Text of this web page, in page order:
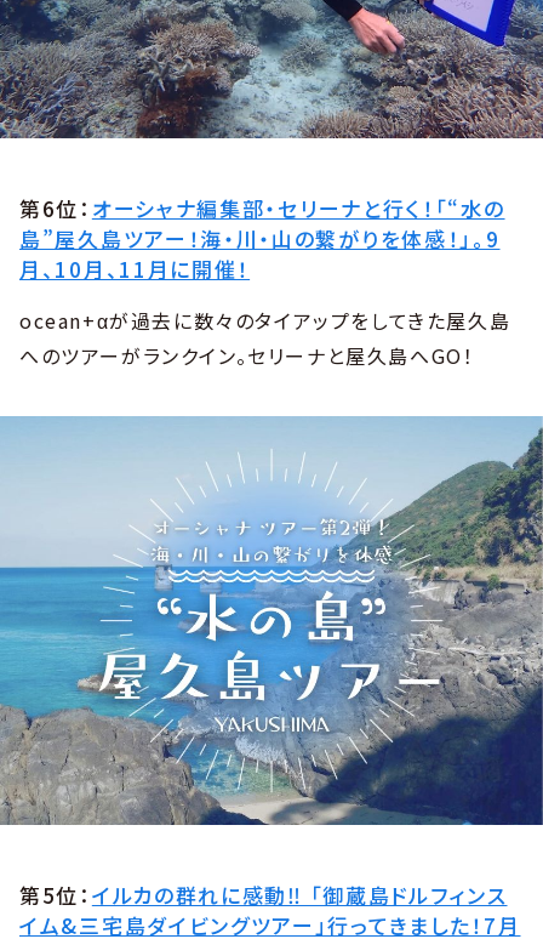
第6位： オーシャナ編集部・セリーナと行く！「“水の
島”屋久島ツアー！海・川・山の繋がりを体感！」。9
月、10月、11月に開催！
ocean+αが過去に数々のタイアップをしてきた屋久島
へのツアーがランクイン。セリーナと屋久島へGO！
第5位： イルカの群れに感動‼︎ 「御蔵島ドルフィンス
イム&三宅島ダイビングツアー」行ってきました！7月